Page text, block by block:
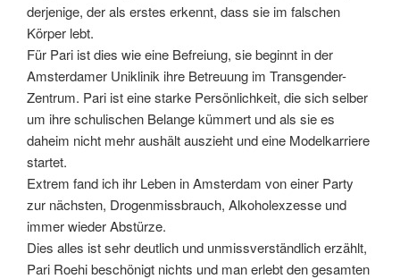
derjenige, der als erstes erkennt, dass sie im falschen
Körper lebt.
Für Pari ist dies wie eine Befreiung, sie beginnt in der
Amsterdamer Uniklinik ihre Betreuung im Transgender-
Zentrum. Pari ist eine starke Persönlichkeit, die sich selber
um ihre schulischen Belange kümmert und als sie es
daheim nicht mehr aushält auszieht und eine Modelkarriere
startet.
Extrem fand ich ihr Leben in Amsterdam von einer Party
zur nächsten, Drogenmissbrauch, Alkoholexzesse und
immer wieder Abstürze.
Dies alles ist sehr deutlich und unmissverständlich erzählt,
Pari Roehi beschönigt nichts und man erlebt den gesamten